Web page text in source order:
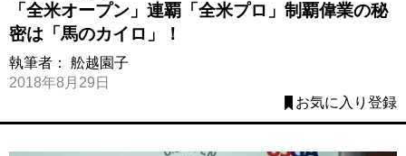
「全米オープン」連覇「全米プロ」制覇偉業の秘
密は「馬のカイロ」！
執筆者： 舩越園子
2018年8月29日
お気に入り登録